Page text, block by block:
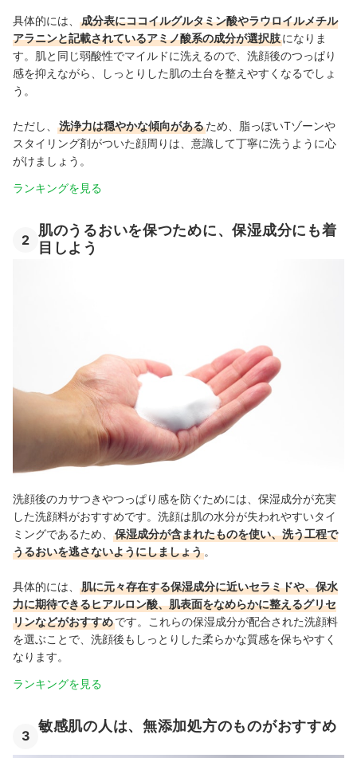
具体的には、
成分表にココイルグルタミン酸やラウロイルメチル
アラニンと記載されているアミノ酸系の成分が選択肢になりま
す。肌と同じ弱酸性でマイルドに洗えるので、洗顔後のつっぱり
感を抑えながら、しっとりした肌の土台を整えやすくなるでしょ
う。
ただし、 洗浄力は穏やかな傾向があるため、脂っぽいTゾーンや
スタイリング剤がついた顔周りは、意識して丁寧に洗うように心
がけましょう。
ランキングを見る
2
肌のうるおいを保つために、保湿成分にも着
目しよう
洗顔後のカサつきやつっぱり感を防ぐためには、保湿成分が充実
した洗顔料がおすすめです。洗顔は肌の水分が失われやすいタイ
ミングであるため、
保湿成分が含まれたものを使い、洗う工程で
うるおいを逃さないようにしましょう 。
具体的には、
肌に元々存在する保湿成分に近いセラミドや、保水
力に期待できるヒアルロン酸、肌表面をなめらかに整えるグリセ
リンなどがおすすめです。これらの保湿成分が配合された洗顔料
を選ぶことで、洗顔後もしっとりした柔らかな質感を保ちやすく
なります。
ランキングを見る
3
敏感肌の人は、無添加処方のものがおすすめ